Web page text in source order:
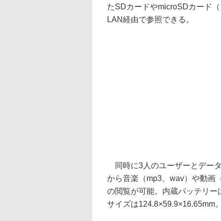
たSDカードやmicroSDカード
LAN経由で参照できる。
同時に3人のユーザーとデー
から音楽（mp3、wav）や動画
の閲覧が可能。内蔵バッテリ
サイズは124.8×59.9×16.65mm